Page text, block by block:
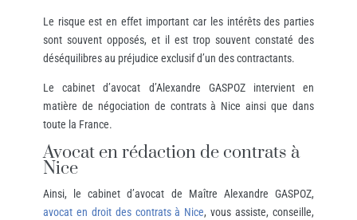
Le risque est en effet important car les intérêts des parties
sont souvent opposés, et il est trop souvent constaté des
déséquilibres au préjudice exclusif d’un des contractants.
Le cabinet d’avocat d’Alexandre GASPOZ intervient en
matière de négociation de contrats à Nice ainsi que dans
toute la France.
Avocat en rédaction de contrats à
Nice
Ainsi, le cabinet d’avocat de Maître Alexandre GASPOZ,
avocat en droit des contrats à Nice, vous assiste, conseille,